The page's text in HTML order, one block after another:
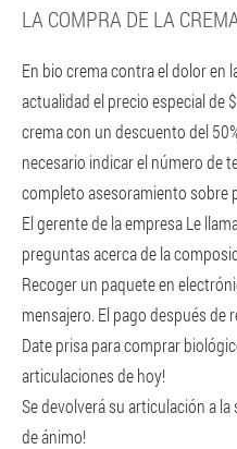
LA COMPRA DE LA
En bio crema contra el dolor en
actualidad el precio especial de
crema con un descuento del
necesario indicar el número de
completo asesoramiento sobre
El gerente de la empresa Le
preguntas acerca de la
Recoger un paquete en
mensajero. El pago después de
Date prisa para comprar
articulaciones de hoy!
Se devolverá su articulación a
de ánimo!